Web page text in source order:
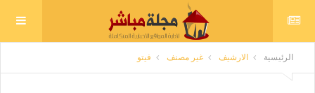
الرئيسية الارشيف غير مصنف فيتو